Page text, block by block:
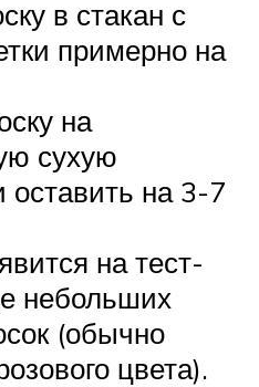
в стакан с
примерно на
на
сухую
оставить на 3-7
на тест-
небольших
(обычно
цвета).